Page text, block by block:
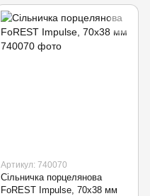
Артикул: 740070
Сільничка порцелянова
FoREST Impulse, 70х38 мм